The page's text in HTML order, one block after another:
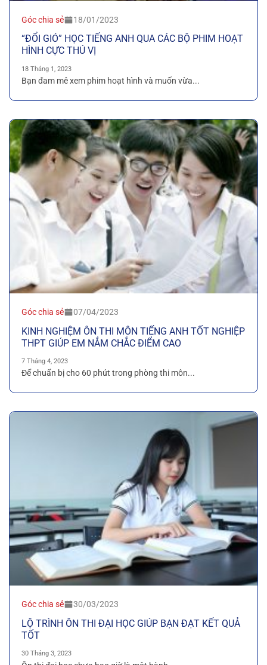
Góc chia sẻ 18/01/2023
“ĐỔI GIÓ” HỌC TIẾNG ANH QUA CÁC BỘ PHIM HOẠT
HÌNH CỰC THÚ VỊ
18 Tháng 1, 2023
Bạn đam mê xem phim hoạt hình và muốn vừa...
Góc chia sẻ 07/04/2023
KINH NGHIỆM ÔN THI MÔN TIẾNG ANH TỐT NGHIỆP
THPT GIÚP EM NẮM CHẮC ĐIỂM CAO
7 Tháng 4, 2023
Để chuẩn bị cho 60 phút trong phòng thi môn...
Góc chia sẻ 30/03/2023
LỘ TRÌNH ÔN THI ĐẠI HỌC GIÚP BẠN ĐẠT KẾT QUẢ
TỐT
30 Tháng 3, 2023